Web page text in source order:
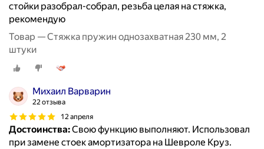
стойки разобрал-собрал, резьба целая на стяжка,
рекомендую
Товар — Стяжка пружин однозахватная 230 мм, 2
штуки
Михаил Варварин
22 отзыва
12 апреля
Достоинства:Свою функцию выполняют. Использовал
при замене стоек амортизатора на Шевроле Круз.